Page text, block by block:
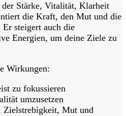
Stärke, Vitalität, Klarheit
die Kraft, den Mut und die
steigert auch die
Energien, um deine Ziele zu
Wirkungen:
zu fokussieren
umzusetzen
Mut und